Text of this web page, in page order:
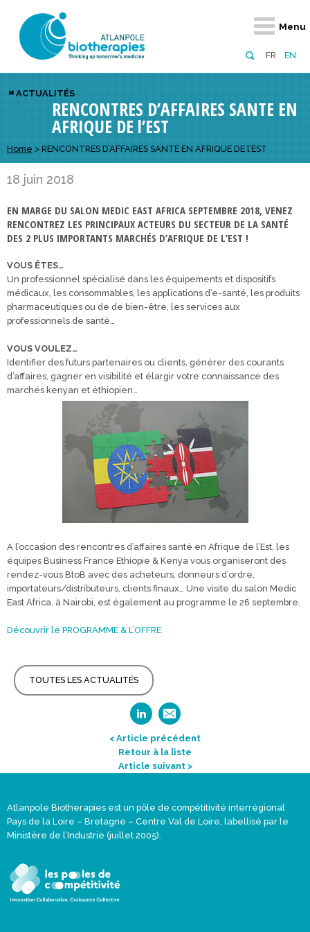
FR EN
Menu
Retour
À propos
Présentation du pôle
Domaines d’excellence
Retour
Comité scientifique
Financeurs
Retour
Notre réseau
Membres du pôle
Partenaires
Réseau européen
Retour
Actus, événements, AAP
Actualités
Événements
Appels à projets
Retour
régionaux
nationaux
Retour
Notre offre
Diversifiez votre réseau
Visez l’international
Développez vos projets d’innovation
Retour
Nous rejoindre
En tant qu’adhérent
En tant que partenaire
Retour
Emploi
Offres d’emploi
Candidatures
ACTUALITÉS
RENCONTRES D’AFFAIRES SANTE EN
AFRIQUE DE l’EST
Home > RENCONTRES D’AFFAIRES SANTE EN AFRIQUE DE l’EST
18 juin 2018
EN MARGE DU SALON MEDIC EAST AFRICA SEPTEMBRE 2018, VENEZ
RENCONTREZ LES PRINCIPAUX ACTEURS DU SECTEUR DE LA SANTÉ
DES 2 PLUS IMPORTANTS MARCHÉS D’AFRIQUE DE L’EST !
VOUS ÊTES…
Un professionnel spécialisé dans les équipements et dispositifs
médicaux, les consommables, les applications d’e-santé, les produits
pharmaceutiques ou de de bien-être, les services aux
professionnels de santé…
VOUS VOULEZ…
Identifier des futurs partenaires ou clients, générer des courants
d’affaires, gagner en visibilité et élargir votre connaissance des
marchés kenyan et éthiopien…
A l’occasion des rencontres d’affaires santé en Afrique de l’Est, les
équipes Business France Ethiopie & Kenya vous organiseront des
rendez-vous BtoB avec des acheteurs, donneurs d’ordre,
importateurs/distributeurs, clients finaux… Une visite du salon Medic
East Africa, à Nairobi, est également au programme le 26 septembre.
Découvrir le PROGRAMME & L’OFFRE
TOUTES LES ACTUALITÉS
< Article précédent
Retour à la liste
Article suivant >
Atlanpole Biotherapies est un pôle de compétitivité interrégional
Pays de la Loire – Bretagne – Centre Val de Loire, labellisé par le
Ministère de l’Industrie (juillet 2005).